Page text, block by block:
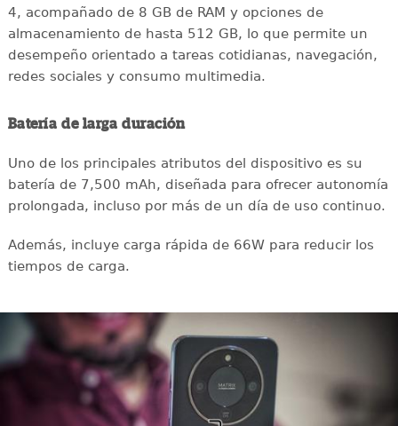
4, acompañado de 8 GB de RAM y opciones de
almacenamiento de hasta 512 GB, lo que permite un
desempeño orientado a tareas cotidianas, navegación,
redes sociales y consumo multimedia.
Batería de larga duración
Uno de los principales atributos del dispositivo es su
batería de 7,500 mAh, diseñada para ofrecer autonomía
prolongada, incluso por más de un día de uso continuo.
Además, incluye carga rápida de 66W para reducir los
tiempos de carga.